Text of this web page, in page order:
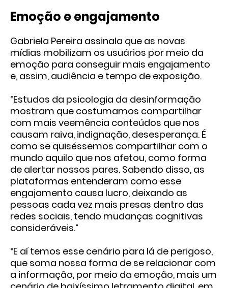
Emoção e engajamento
Gabriela Pereira assinala que as novas
mídias mobilizam os usuários por meio da
emoção para conseguir mais engajamento
e, assim, audiência e tempo de exposição.
“Estudos da psicologia da desinformação
mostram que costumamos compartilhar
com mais veemência conteúdos que nos
causam raiva, indignação, desesperança. É
como se quiséssemos compartilhar com o
mundo aquilo que nos afetou, como forma
de alertar nossos pares. Sabendo disso, as
plataformas entenderam como esse
engajamento causa lucro, deixando as
pessoas cada vez mais presas dentro das
redes sociais, tendo mudanças cognitivas
consideráveis.”
“E aí temos esse cenário para lá de perigoso,
que soma nossa forma de se relacionar com
a informação, por meio da emoção, mais um